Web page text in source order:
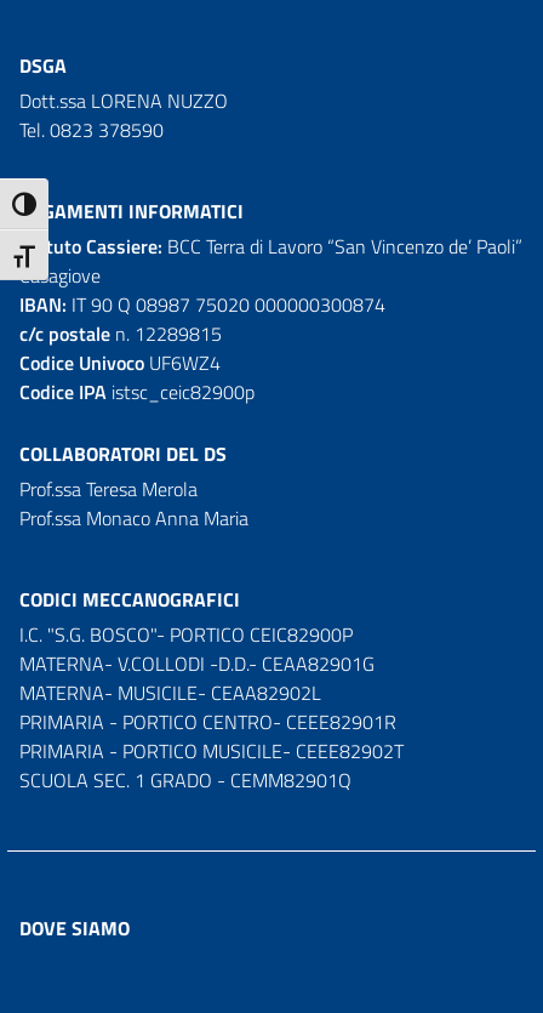
ATTIVA/DISATTIVA ALTO CONTRASTO
ATTIVA/DISATTIVA DIMENSIONE TESTO
DSGA
Dott.ssa LORENA NUZZO
Tel. 0823 378590
PAGAMENTI INFORMATICI
Istituto Cassiere: BCC Terra di Lavoro “San Vincenzo de’ Paoli”
Casagiove
IBAN: IT 90 Q 08987 75020 000000300874
c/c postale n. 12289815
Codice Univoco UF6WZ4
Codice IPA istsc_ceic82900p
COLLABORATORI DEL DS
Prof.ssa Teresa Merola
Prof.ssa Monaco Anna Maria
CODICI MECCANOGRAFICI
I.C. "S.G. BOSCO"- PORTICO CEIC82900P
MATERNA- V.COLLODI -D.D.- CEAA82901G
MATERNA- MUSICILE- CEAA82902L
PRIMARIA - PORTICO CENTRO- CEEE82901R
PRIMARIA - PORTICO MUSICILE- CEEE82902T
SCUOLA SEC. 1 GRADO - CEMM82901Q
DOVE SIAMO